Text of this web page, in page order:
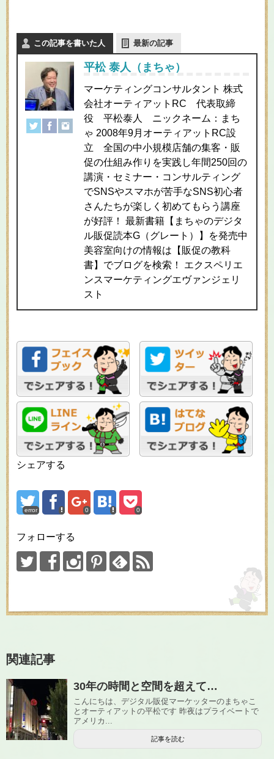
この記事を書いた人 最新の記事
平松 泰人（まちゃ）
マーケティングコンサルタント 株式
会社オーティアットRC 代表取締
役 平松泰人 ニックネーム：まち
ゃ 2008年9月オーティアットRC設
立 全国の中小規模店舗の集客・販
促の仕組み作りを実践し年間250回の
講演・セミナー・コンサルティング
でSNSやスマホが苦手なSNS初心者
さんたちが楽しく初めてもらう講座
が好評！ 最新書籍【まちゃのデジタ
ル販促読本G（グレート）】を発売中
美容室向けの情報は【販促の教科
書】でブログを検索！ エクスペリエ
ンスマーケティングエヴァンジェリ
スト
シェアする
error 0 0
フォローする
関連記事
30年の時間と空間を超えて…
こんにちは、デジタル販促マーケッターのまちゃこ
とオーティアットの平松です 昨夜はプライベートで
アメリカ...
記事を読む